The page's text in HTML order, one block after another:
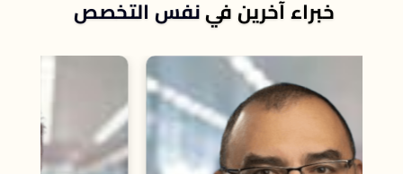
خبراء آخرين في نفس التخصص